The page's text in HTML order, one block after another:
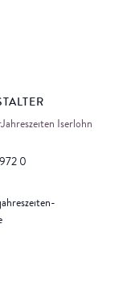
Iserlohn
0